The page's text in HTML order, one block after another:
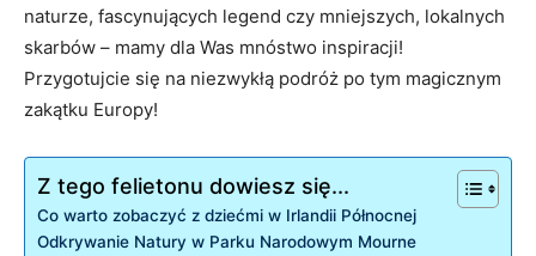
naturze, fascynujących legend czy mniejszych, lokalnych
skarbów – mamy dla Was mnóstwo inspiracji!
Przygotujcie się na niezwykłą podróż po tym magicznym
zakątku Europy!
Z tego felietonu dowiesz się...
Co warto zobaczyć z dziećmi w Irlandii Północnej
Odkrywanie Natury w Parku Narodowym Mourne